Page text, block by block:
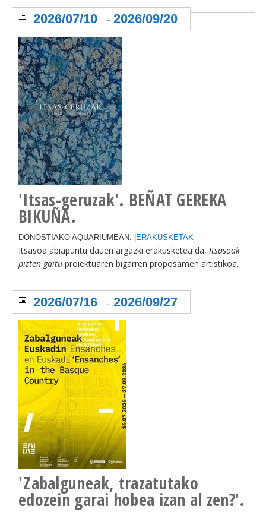
'Itsas-geruzak'. BEÑAT GEREKA
BIKUÑA.
2026/07/10 - 2026/09/20
DONOSTIAKO AQUARIUMEAN. | ERAKUSKETAK
Itsasoa abiapuntu dauen argazki erakusketea da, Itsasoak
pizten gaitu proiektuaren bigarren proposamen artistikoa.
'Zabalguneak, trazatutako
edozein garai hobea izan al zen?'.
2026/07/16 - 2026/09/27